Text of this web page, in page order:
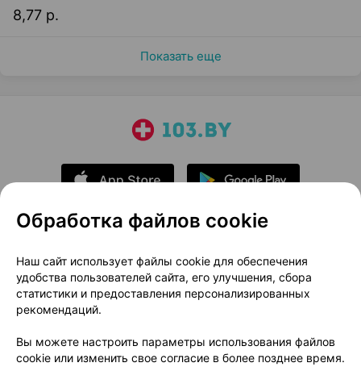
8,77 р.
Показать еще
О проекте
Новости проекта
Размещение рекламы
Медицинский маркетинг
Публичный договор
Доставка
Способы оплаты
Вакансии
Партнеры
Обработка файлов cookie
Наш сайт использует файлы cookie для обеспечения
удобства пользователей сайта, его улучшения, сбора
статистики и предоставления персонализированных
рекомендаций.
Вы можете настроить параметры использования файлов
cookie или изменить свое согласие в более позднее время.